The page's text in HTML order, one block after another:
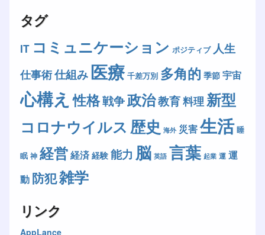
タグ
IT コミュニケーション ポジティブ 人生
仕事術仕組み医療 千差万別 多角的 季節 宇宙
心構え 性格戦争政治教育料理 新型
コロナウイルス 歴史 海外 災害生活 睡
眠 神 経営経済 経験 能力 脳 英語 言葉 起業 運 運
動 防犯雑学
リンク
AppLance